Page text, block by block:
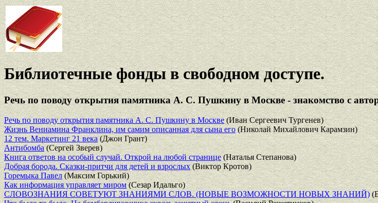
Библиотечные фонды в свободном доступе.
Речь по поводу открытия памятника А. С. Пушкину в Москве - знакомство с
Речь по поводу открытия памятника А. С. Пушкину в Москве(Иван Сергеевич Тургенев)
Жизнь Вениамина Франклина, им самим описанная для сына его (Николай Михайлович Карамзин)
12 тем. Маркетинг 21 века (Джон Грант)
Антибомба(Сергей Зверев)
Книга ответов на особый случай. Открой на любой странице (Наталья Степанова)
Добрая борода. Сказки-притчи для детей и взрослых(Виктор Кротов)
Горемыка Павел(Максим Горький)
Как информация управляет миром(Сезар Идальго)
СЛОВОЗНАНИЯ СОВЕТУЮТ ЗНАНИЯМИ СЛОВ. (НОВЫЕ ВОЗМОЖНОСТИ НОВЫХ ЗНАНИЙ)